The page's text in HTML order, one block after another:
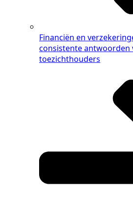
Financiën en
consistente antwoorden
toezichthouders